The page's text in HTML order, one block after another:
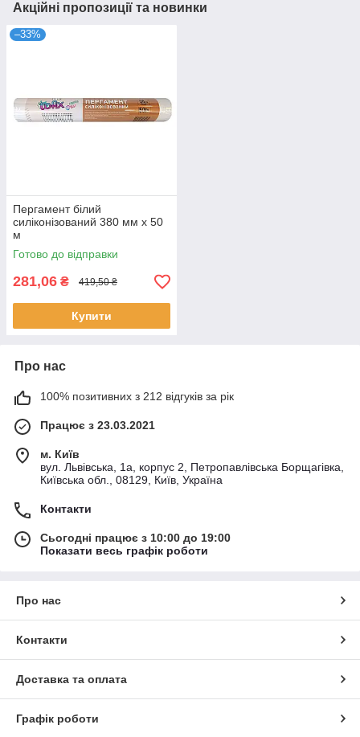
Акційні пропозиції та новинки
–33%
Пергамент білий
силіконізований 380 мм х 50
м
Готово до відправки
281,06 ₴ 419,50 ₴
Купити
Про нас
100% позитивних з 212 відгуків за рік
Працює з 23.03.2021
м. Київ
вул. Львівська, 1а, корпус 2, Петропавлівська Борщагівка,
Київська обл., 08129, Київ, Україна
Контакти
Сьогодні працює з 10:00 до 19:00
Показати весь графік роботи
Про нас
Контакти
Доставка та оплата
Графік роботи